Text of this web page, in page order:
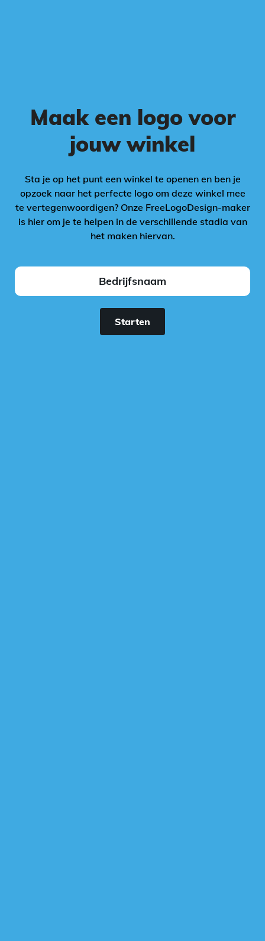
Maak een logo voor
jouw winkel
Sta je op het punt een winkel te openen en ben je
opzoek naar het perfecte logo om deze winkel mee
te vertegenwoordigen? Onze FreeLogoDesign-maker
is hier om je te helpen in de verschillende stadia van
het maken hiervan.
Starten